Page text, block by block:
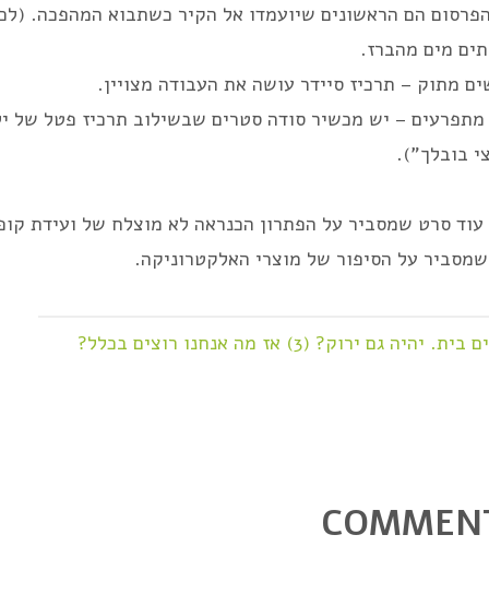
הם הראשונים שיועמדו אל הקיר כשתבוא המהפכה.
מים מהברז.
מתוק – תרכיז סיידר עושה את העבודה מצויין.
– יש מכשיר סודה סטרים שבשילוב תרכיז פטל של
בובלך").
סרט שמסביר על הפתרון הכנראה לא מוצלח של ועידת
על הסיפור של מוצרי האלקטרוניקה.
יהיה גם ירוק? (3) אז מה אנחנו רוצים בכלל?